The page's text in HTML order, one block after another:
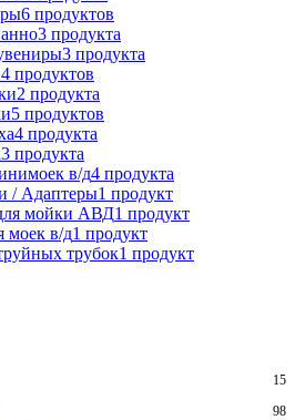
6 продуктов
3 продукта
3 продукта
продуктов
2 продукта
5 продуктов
4 продукта
3 продукта
в/д4 продукта
/ Адаптеры1 продукт
мойки АВД1 продукт
моек в/д1 продукт
трубок1 продукт
15
98